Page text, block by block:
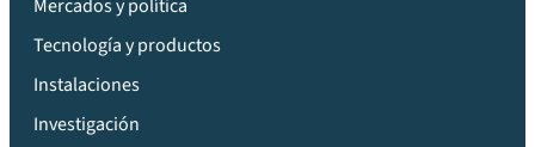
Mercados y política
Tecnología y productos
Instalaciones
Investigación